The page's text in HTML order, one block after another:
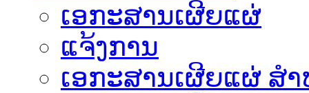
ເອກະສານເຜີຍແຜ່
ແຈ້ງການ
ເອກະສານເຜີຍແຜ່ ສ